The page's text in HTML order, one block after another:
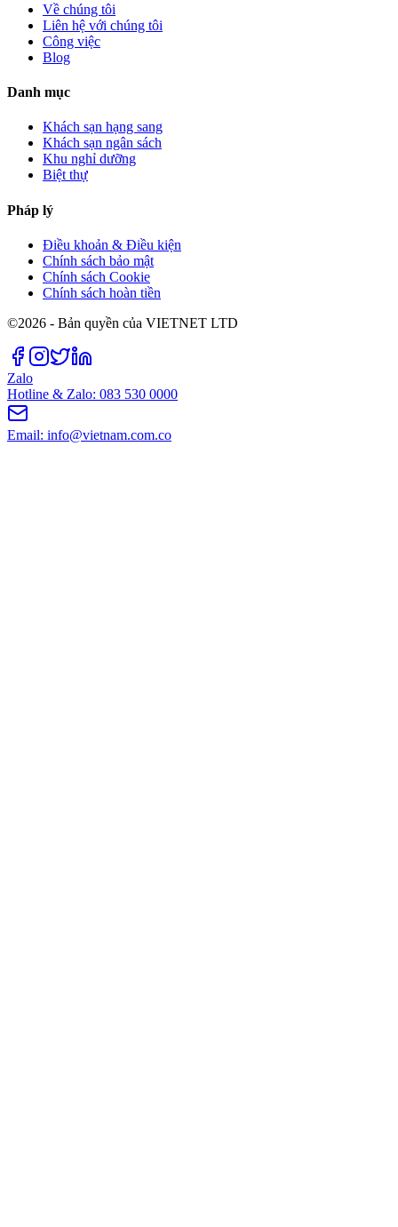
Về chúng tôi
Liên hệ với chúng tôi
Công việc
Blog
Danh mục
Khách sạn hạng sang
Khách sạn ngân sách
Khu nghỉ dưỡng
Biệt thự
Pháp lý
Điều khoản & Điều kiện
Chính sách bảo mật
Chính sách Cookie
Chính sách hoàn tiền
©2026 - Bản quyền của VIETNET LTD
Zalo
Hotline & Zalo: 083 530 0000
Email: info@vietnam.com.co